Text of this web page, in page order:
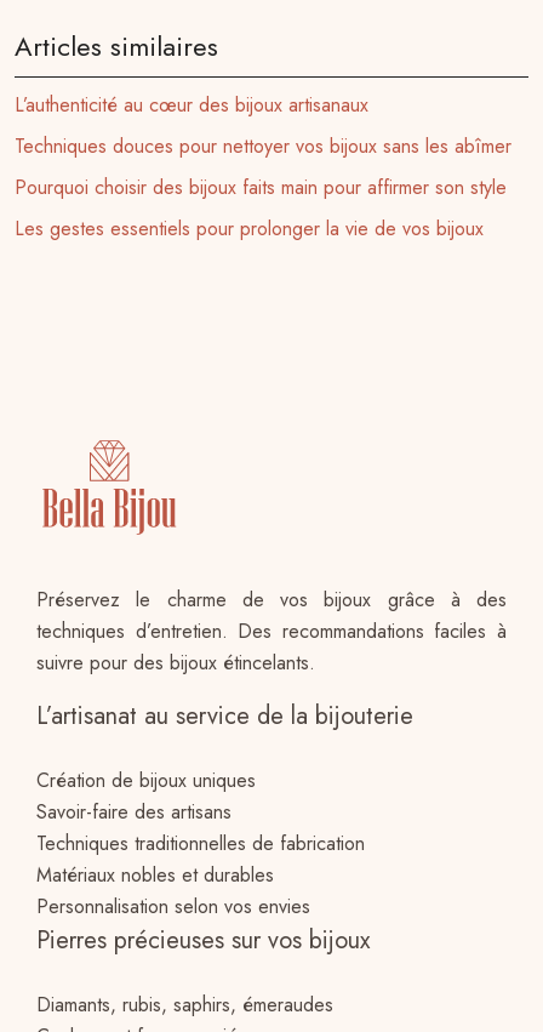
Articles similaires
L’authenticité au cœur des bijoux artisanaux
Techniques douces pour nettoyer vos bijoux sans les abîmer
Pourquoi choisir des bijoux faits main pour affirmer son style
Les gestes essentiels pour prolonger la vie de vos bijoux
Préservez le charme de vos bijoux grâce à des
techniques d’entretien. Des recommandations faciles à
suivre pour des bijoux étincelants.
L’artisanat au service de la bijouterie
Création de bijoux uniques
Savoir-faire des artisans
Techniques traditionnelles de fabrication
Matériaux nobles et durables
Personnalisation selon vos envies
Pierres précieuses sur vos bijoux
Diamants, rubis, saphirs, émeraudes